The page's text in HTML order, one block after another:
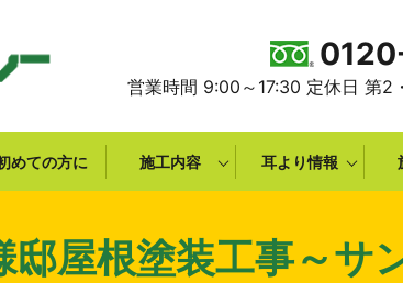
営業時間 9:00～17:30 定休日 第2
めての方に 施工内容 耳より情報
邸屋根塗装工事～サ